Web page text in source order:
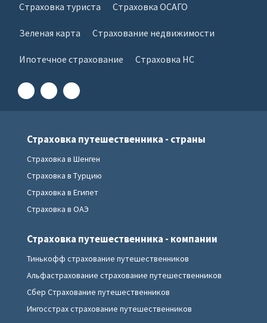
Страховка туриста Страховка ОСАГО
Зеленая карта Страхование недвижимости
Ипотечное страхование Страховка НС
Страховка путешественника - страны
Страховка в Шенген
Страховка в Турцию
Страховка в Египет
Страховка в ОАЭ
Страховка путешественника - компании
Тинькофф страхование путешественников
Альфастрахование страхование путешественников
Сбер Страхование путешественников
Ингосстрах страхование путешественников